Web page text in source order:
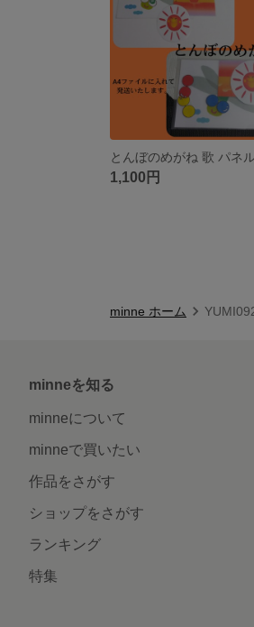
1,100円
minne ホーム
minneを知る
minneについて
minneで買いたい
作品をさがす
ショップをさがす
ランキング
特集